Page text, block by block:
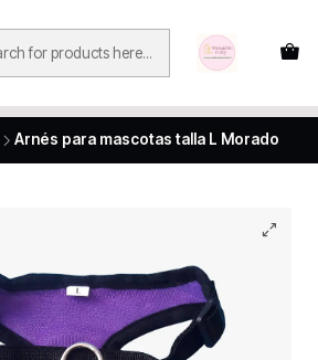
Arnés para mascotas talla L Morado